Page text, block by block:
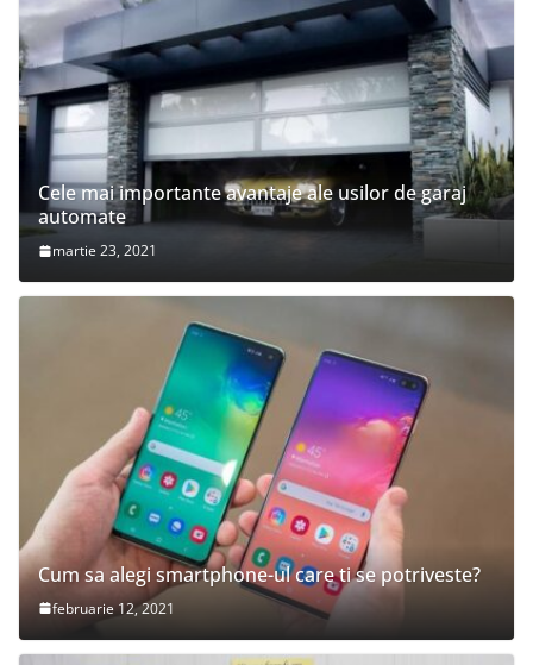
Cele mai importante avantaje ale usilor de garaj
automate
martie 23, 2021
Cum sa alegi smartphone-ul care ti se potriveste?
februarie 12, 2021